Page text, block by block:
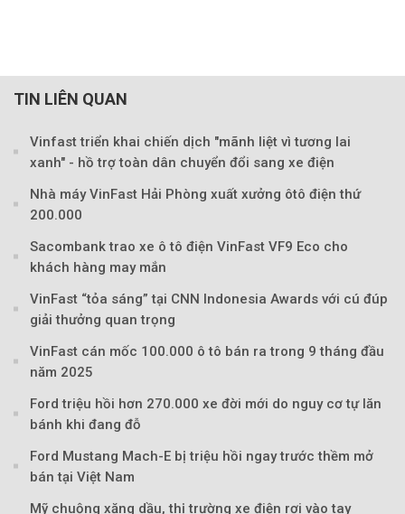
TIN LIÊN QUAN
Vinfast triển khai chiến dịch "mãnh liệt vì tương lai
xanh" - hồ trợ toàn dân chuyển đổi sang xe điện
Nhà máy VinFast Hải Phòng xuất xưởng ôtô điện thứ
200.000
Sacombank trao xe ô tô điện VinFast VF9 Eco cho
khách hàng may mắn
VinFast “tỏa sáng” tại CNN Indonesia Awards với cú đúp
giải thưởng quan trọng
VinFast cán mốc 100.000 ô tô bán ra trong 9 tháng đầu
năm 2025
Ford triệu hồi hơn 270.000 xe đời mới do nguy cơ tự lăn
bánh khi đang đỗ
Ford Mustang Mach-E bị triệu hồi ngay trước thềm mở
bán tại Việt Nam
Mỹ chuộng xăng dầu, thị trường xe điện rơi vào tay